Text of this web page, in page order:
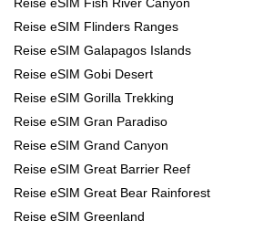
Reise eSIM Flinders Ranges
Reise eSIM Galapagos Islands
Reise eSIM Gobi Desert
Reise eSIM Gorilla Trekking
Reise eSIM Gran Paradiso
Reise eSIM Grand Canyon
Reise eSIM Great Barrier Reef
Reise eSIM Great Bear Rainforest
Reise eSIM Greenland